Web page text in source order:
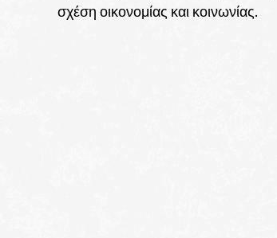
σχέση οικονομίας και κοινωνίας.